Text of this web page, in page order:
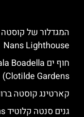
Nans Lighthouse‬‬
Clotilde Gardens)
קארטינג קוסטה